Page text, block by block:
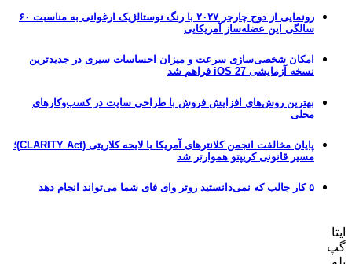
رونمایی از دوج چارجر ۲۰۲۷ با رنگ نوستالژیک ارغوانی به مناسبت ۶۰
سالگی این عضله‌ساز آمریکایی
امکان شخصی‌سازی سرعت و میزان احساسات سیری در جدیدترین
نسخه آزمایشی iOS 27 فراهم شد
بهترین روش‌های افزایش فروش با طراحی سایت در کسب‌وکارهای
محلی
پایان مخالفت انجمن کلانترهای آمریکا با لایحه کلاریتی (CLARITY Act)؛
مسیر قانونی کریپتو هموارتر شد
۵ کار جالب که نمی‌دانستید روتر وای فای شما می‌تواند انجام دهد
ایتا
گپ